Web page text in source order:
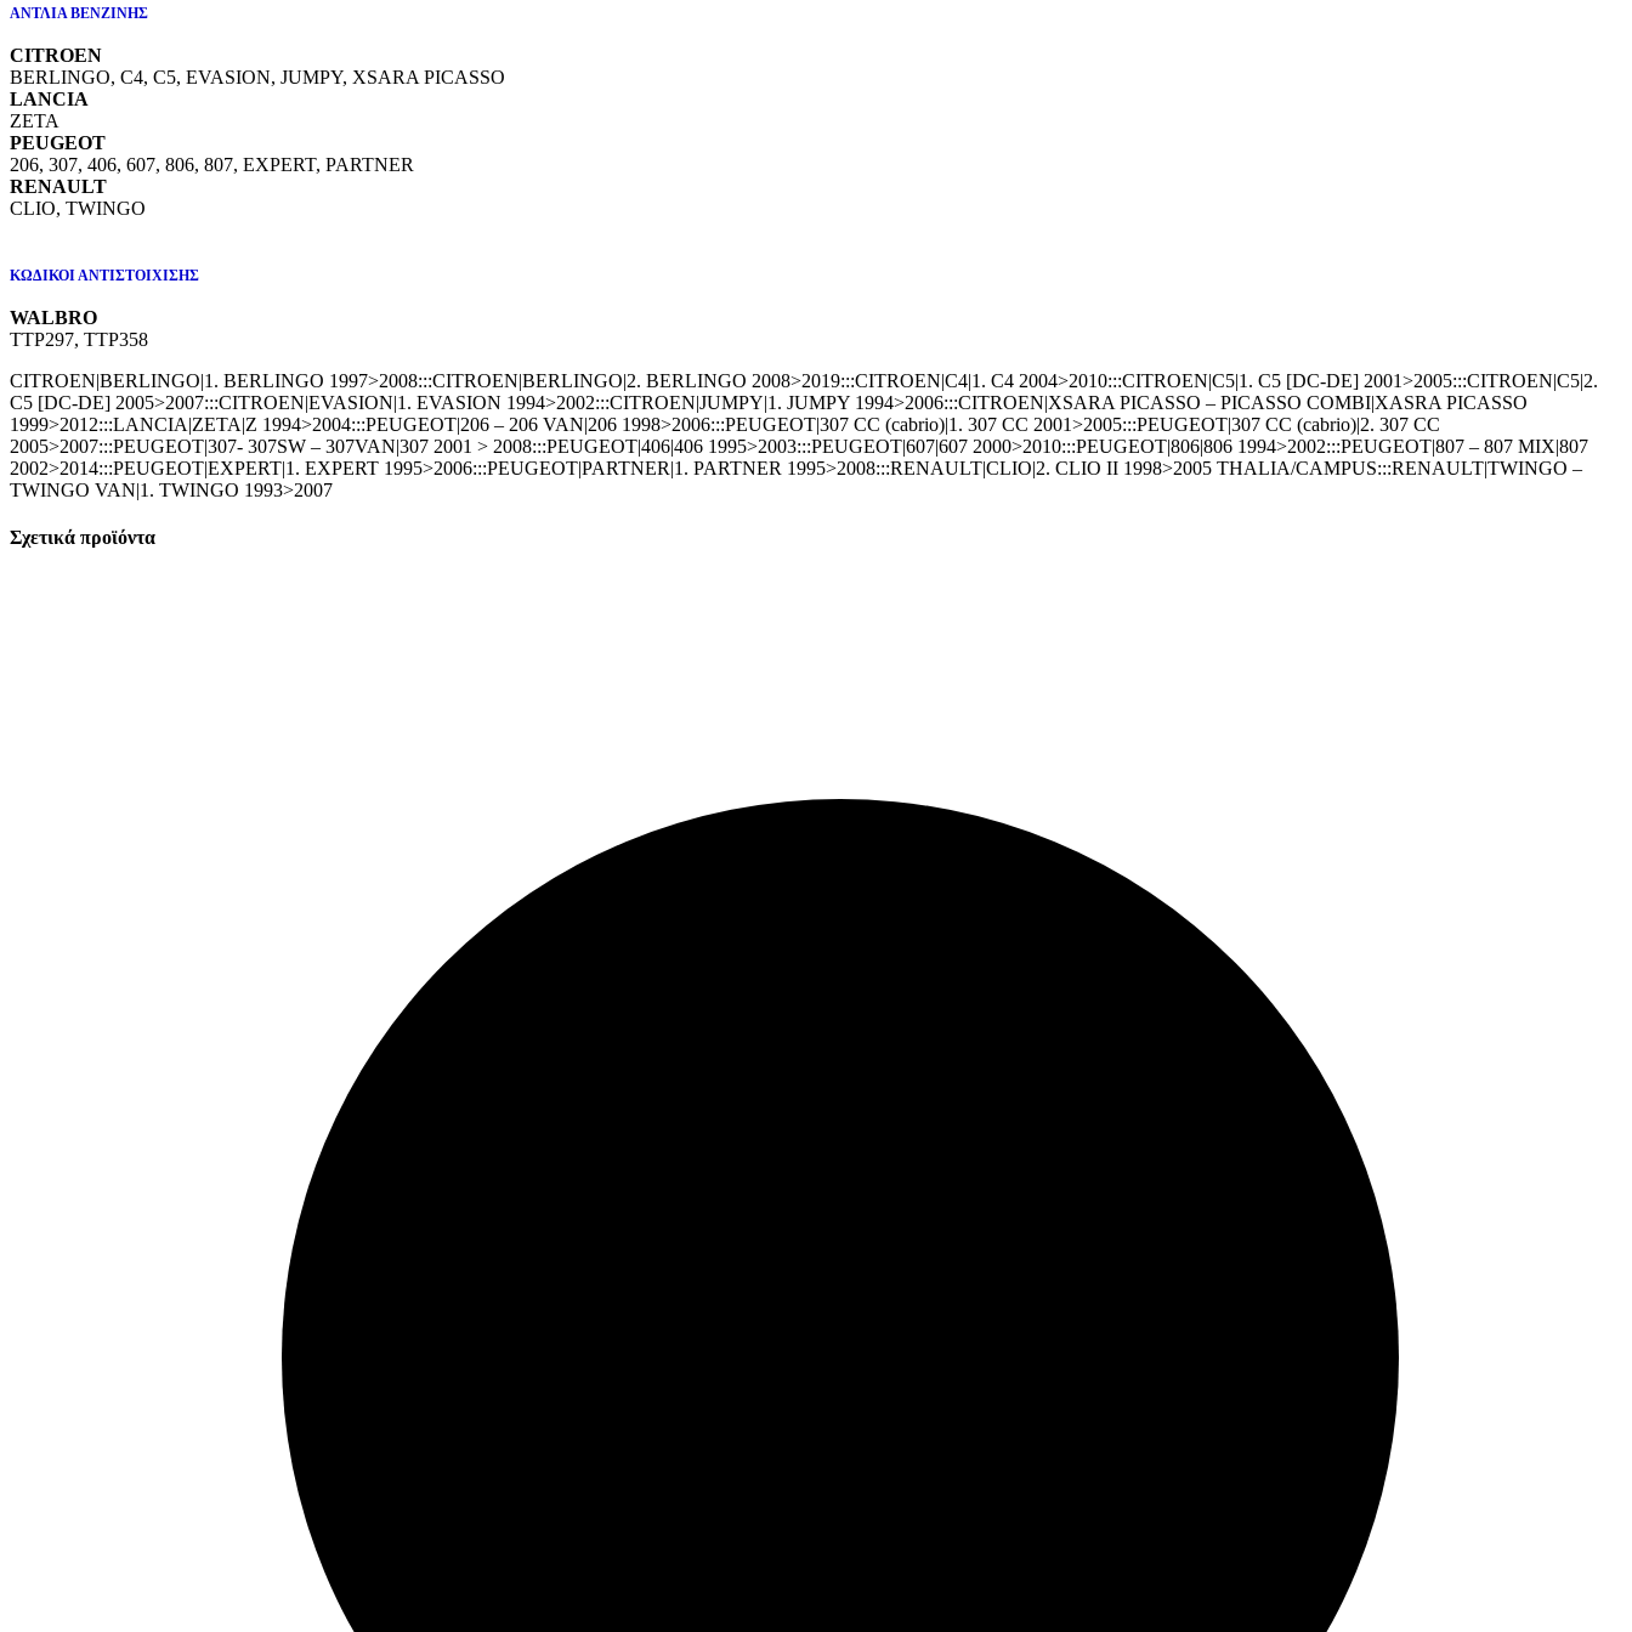
ΑΝΤΛΙΑ ΒΕΝΖΙΝΗΣ
CITROEN
BERLINGO, C4, C5, EVASION, JUMPY, XSARA PICASSO
LANCIA
ZETA
PEUGEOT
206, 307, 406, 607, 806, 807, EXPERT, PARTNER
RENAULT
CLIO, TWINGO
ΚΩΔΙΚΟΙ ΑΝΤΙΣΤΟΙΧΙΣΗΣ
WALBRO
TTP297, TTP358
CITROEN|BERLINGO|1. BERLINGO 1997>2008:::CITROEN|BERLINGO|2. BERLINGO 2008>2019:::CITROEN|C4|1. C4 2004>2010:::CITROEN|C5|1. C5 [DC-DE] 2001>2005:::CITROEN|C5|2.
C5 [DC-DE] 2005>2007:::CITROEN|EVASION|1. EVASION 1994>2002:::CITROEN|JUMPY|1. JUMPY 1994>2006:::CITROEN|XSARA PICASSO – PICASSO COMBI|XASRA PICASSO
1999>2012:::LANCIA|ZETA|Z 1994>2004:::PEUGEOT|206 – 206 VAN|206 1998>2006:::PEUGEOT|307 CC (cabrio)|1. 307 CC 2001>2005:::PEUGEOT|307 CC (cabrio)|2. 307 CC
2005>2007:::PEUGEOT|307- 307SW – 307VAN|307 2001 > 2008:::PEUGEOT|406|406 1995>2003:::PEUGEOT|607|607 2000>2010:::PEUGEOT|806|806 1994>2002:::PEUGEOT|807 – 807 ΜΙΧ|807
2002>2014:::PEUGEOT|EXPERT|1. EXPERT 1995>2006:::PEUGEOT|PARTNER|1. PARTNER 1995>2008:::RENAULT|CLIO|2. CLIO II 1998>2005 THALIA/CAMPUS:::RENAULT|TWINGO –
TWINGO VAN|1. TWINGO 1993>2007
Σχετικά προϊόντα